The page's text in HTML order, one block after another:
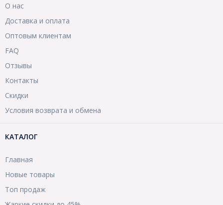
О нас
Доставка и оплата
Оптовым клиентам
FAQ
Отзывы
Контакты
Скидки
Условия возврата и обмена
КАТАЛОГ
Главная
Новые товары
Топ продаж